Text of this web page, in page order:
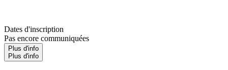
Dates d'inscription
Pas encore communiquées
Plus d'info
Plus d'info